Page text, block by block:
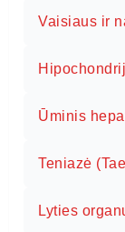
Vaisiaus ir
Ūminis
Teniazė
Lyties